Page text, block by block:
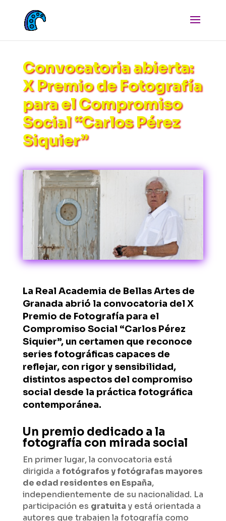
Convocatoria abierta:
X Premio de Fotografía
para el Compromiso
Social “Carlos Pérez
Siquier”
La Real Academia de Bellas Artes de
Granada abrió la convocatoria del X
Premio de Fotografía para el
Compromiso Social “Carlos Pérez
Siquier”, un certamen que reconoce
series fotográficas capaces de
reflejar, con rigor y sensibilidad,
distintos aspectos del compromiso
social desde la práctica fotográfica
contemporánea.
Un premio dedicado a la
fotografía con mirada social
En primer lugar, la convocatoria está
dirigida a fotógrafos y fotógrafas mayores
de edad residentes en España,
independientemente de su nacionalidad. La
participación es gratuita y está orientada a
autores que trabajen la fotografía como